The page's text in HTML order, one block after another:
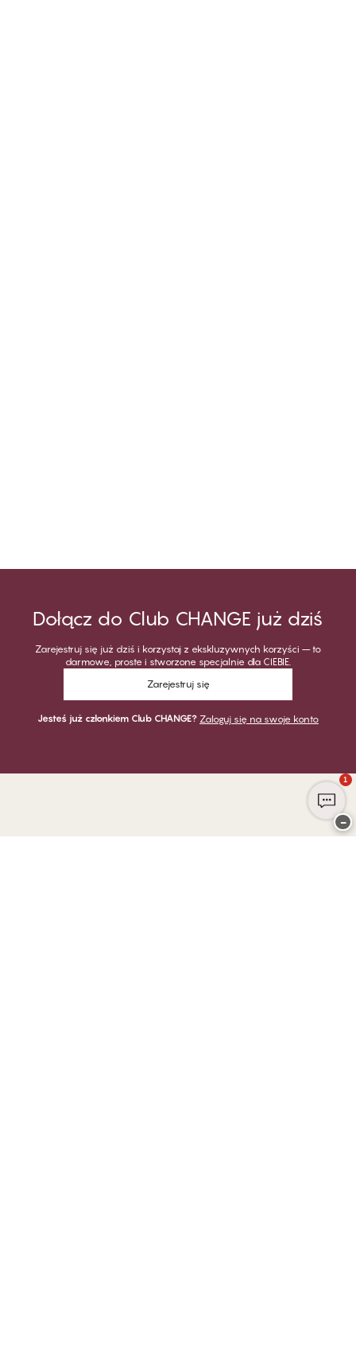
Dołącz do Club CHANGE już dziś
Zarejestruj się już dziś i korzystaj z ekskluzywnych korzyści – to
darmowe, proste i stworzone specjalnie dla CIEBIE.
Zarejestruj się
Jesteś już członkiem Club CHANGE? Zaloguj się na swoje konto
1
−